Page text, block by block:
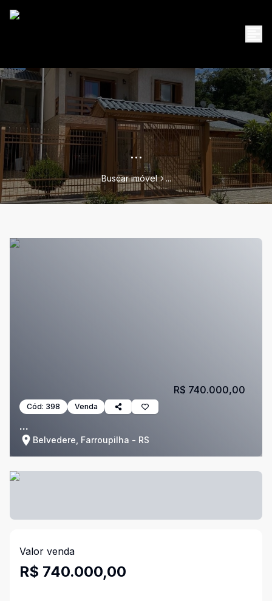
...
Buscar imóvel ...
Cód: 398 Venda
...
Belvedere, Farroupilha - RS
R$ 740.000,00
Valor venda
R$ 740.000,00